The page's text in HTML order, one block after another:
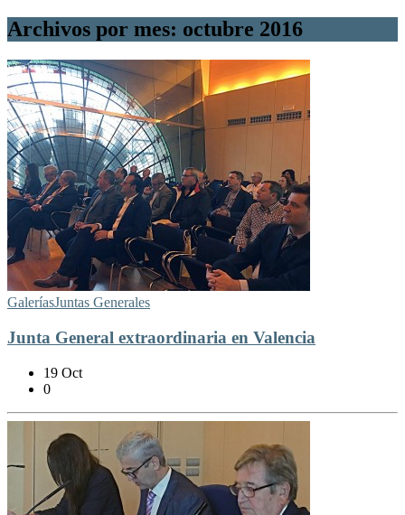
Archivos por mes: octubre 2016
GaleríasJuntas Generales
Junta General extraordinaria en Valencia
19 Oct
0